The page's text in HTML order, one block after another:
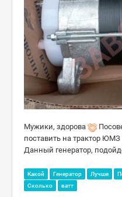
Мужики, здорова
поставить на трактор
Данный генератор,
Какой Генератор Лучше
Сколько
ватт